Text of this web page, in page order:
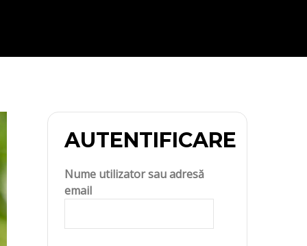
AUTENTIFICARE
Nume utilizator sau adresă
email